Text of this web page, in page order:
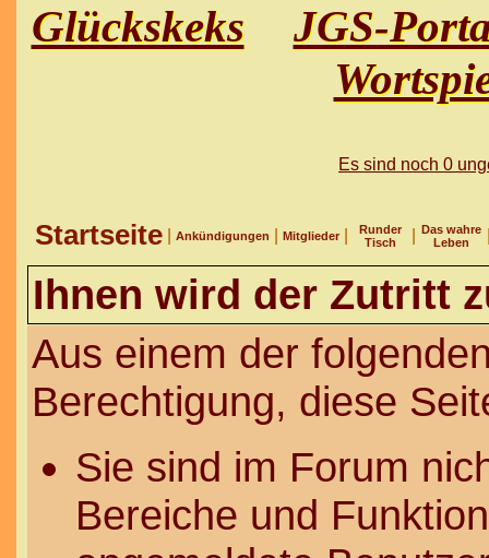
Glückskeks
JGS-
Es sind noch 0
Startseite Ankündigungen Mitglieder
Runder
Tisch
Das wahre
Leben
Ihnen wird der Zutritt
Aus einem der
Berechtigung, diese
Sie sind im Forum
Bereiche und